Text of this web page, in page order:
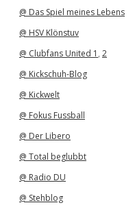
@ Das Spiel meines Lebens
@ HSV Klönstuv
@ Clubfans United 1 , 2
@ Kickschuh-Blog
@ Kickwelt
@ Fokus Fussball
@ Der Libero
@ Total beglubbt
@ Radio DU
@ Stehblog